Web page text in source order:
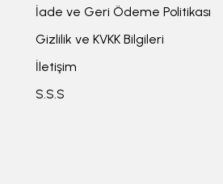
İade ve Geri Ödeme Politikası
Gizlilik ve KVKK Bilgileri
İletişim
S.S.S